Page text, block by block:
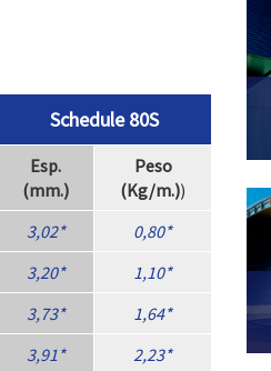
Schedule 80S
Esp.
(mm.)
Peso
(Kg/m.))
3,02
0,80
3,20
1,10
3,73
1,64
3,91
2,23